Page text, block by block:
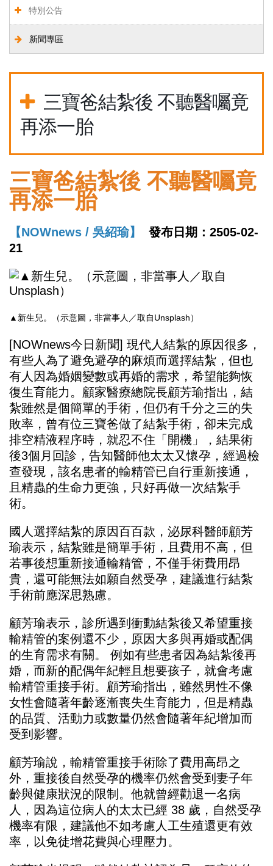
特別公告
新聞專區
三寶爸結紮後 不聽醫囑竟
再添一胎
三寶爸結紮後 不聽醫囑竟
再添一胎
【NOWnews / 吳紹瑜】
發布日期：2505-02-
21
▲新生兒。（示意圖，非當事人／取自Unsplash）
[NOWnews今日新聞] 現代人結紮的原因很多，
有些人為了避免避孕的麻煩而選擇結紮，但也
有人因為婚姻變數或再婚的需求，希望能夠恢
復生育能力。顧家醫療總院長顧芳瑜指出，結
紮雖然是個簡單的手術，但仍有千分之三的失
敗率，曾有位三寶爸做了結紮手術，卻未完成
排空精液程序時，就忍不住「開機」，結果術
後3個月回診，告知醫師他太太又懷孕，經過檢
查發現，該名患者的輸精管已自行重新接通，
且精蟲的生命力更強，只好再做一次結紮手
術。
國人選擇結紮的原因百百款，泌尿科醫師顧芳
瑜表示，結紮雖是簡單手術，且費用不高，但
若事後想重新接通輸精管，不僅手術費用昂
貴，還可能無法如願自然受孕，建議進行結紮
手術前應深思熟慮。
顧芳瑜表示，診所遇到衝動結紮後又希望重接
輸精管的案例還不少，原因大多與再婚或配偶
的生育需求有關。 例如有些患者因為結紮後再
婚，而新的配偶年紀輕且想要孩子，就會考慮
輸精管重接手術。顧芳瑜指出，雖然男性不像
女性會隨著年齡逐漸喪失生育能力，但是精蟲
的品質、活動力或數量仍然會隨著年紀增加而
受到影響。
顧芳瑜說，輸精管重接手術除了費用高昂之
外，重接後自然受孕的機率仍然會受到妻子年
齡與健康狀況的限制。他就曾經勸退一名病
人，因為這位病人的太太已經 38 歲，自然受孕
機率有限，建議他不如考慮人工生殖還更有效
率，以免徒增花費與心理壓力。